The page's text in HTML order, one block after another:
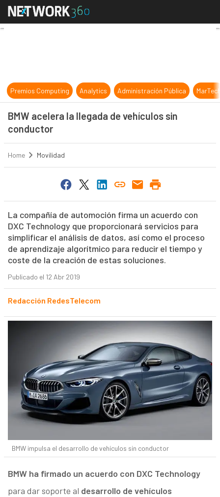
BMW acelera la llegada de
Premios Computing Analytics Administración Pública
BMW acelera la llegada de vehículos sin
conductor
Home Movilidad
La compañía de automoción firma un acuerdo con
DXC Technology que proporcionará servicios para
simplificar el análisis de datos, así como el proceso
de aprendizaje algorítmico para reducir el tiempo y
coste de la creación de estas soluciones.
Publicado el 12 Abr 2019
Redacción RedesTelecom
BMW impulsa el desarrollo de vehículos sin conductor
BMW ha firmado un acuerdo con DXC Technology
para dar soporte al desarrollo de vehículos